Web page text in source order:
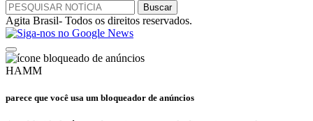
Agita Brasil- Todos os direitos reservados.
HAMM
parece que você usa um bloqueador de anúncios